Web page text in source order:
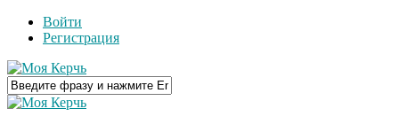
Войти
Регистрация